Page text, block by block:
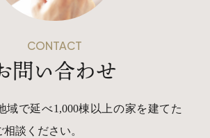
CONTACT
問い合わせ
域で延べ1,000棟以上の家を建てた
談ください。